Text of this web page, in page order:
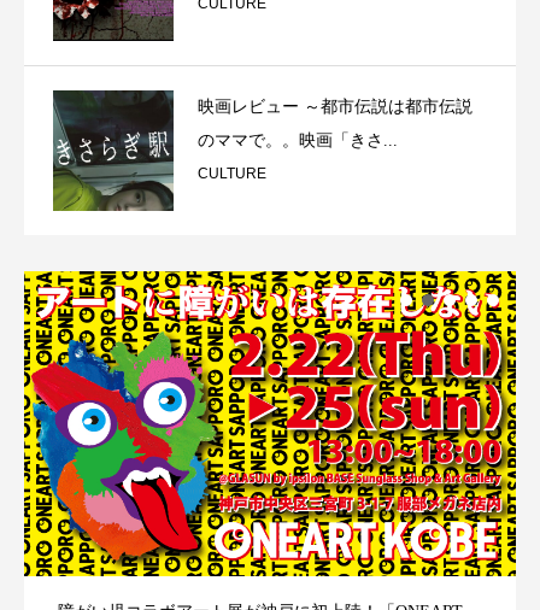
映画レビュー ～都市伝説は都市伝説
のママで。。映画「きさ...
CULTURE